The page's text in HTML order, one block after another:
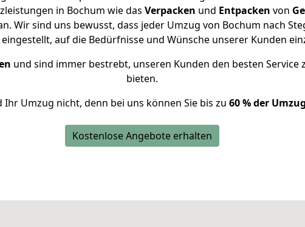
in Bochum wie das Verpacken und Entpacken von
Wir sind uns bewusst, dass jeder Umzug von Bochum nach
auf die Bedürfnisse und Wünsche unserer Kunden
und sind immer bestrebt, unseren Kunden den besten Service
bieten.
Umzug nicht, denn bei uns können Sie bis zu 60 % der
Kostenlose Angebote erhalten